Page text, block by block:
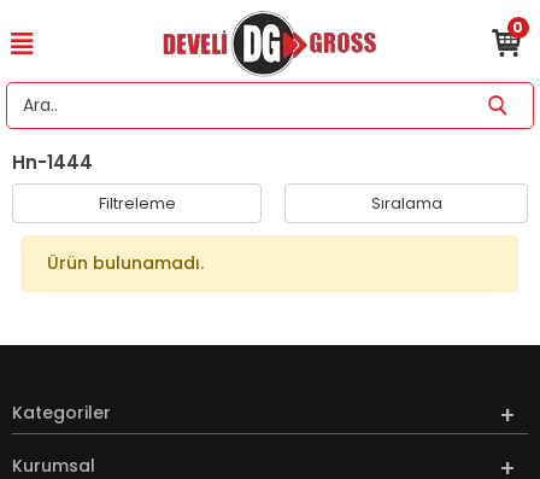
0
Hn-1444
Filtreleme Sıralama
Ürün bulunamadı.
Kategoriler
Kurumsal